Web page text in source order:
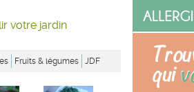
votre jardin
Fruits & légumes JDF